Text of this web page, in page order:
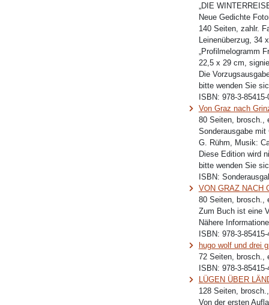
„DIE
Neue Gedichte
140 Seiten, zahlr.
Leinenüberzug,
„Profilmelogramm
22,5 x 29 cm,
Die
bitte wenden Sie
ISBN: 978-3-85415-
Von Graz nach
80 Seiten, brosch.,
Sonderausgabe mit
G. Rühm, Musik:
Diese Edition wird
bitte wenden Sie
ISBN:
VON GRAZ NACH
80 Seiten, brosch.,
Zum Buch ist eine
Nähere
ISBN: 978-3-85415-
hugo wolf und drei
72 Seiten, brosch.,
ISBN: 978-3-85415-
LÜGEN ÜBER
128 Seiten,
Von der ersten